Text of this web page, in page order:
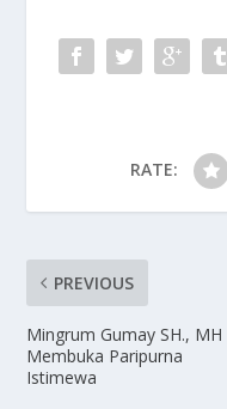
RATE:
PREVIOUS
Mingrum Gumay SH., MH
Membuka Paripurna
Istimewa